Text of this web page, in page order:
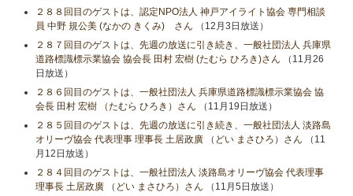
２８８回目のゲストは、認定NPO法人 神戸アイライト協会 専門相談
員 中野 規公美 (なかの きくみ) さん （12月3日放送）
２８７回目のゲストは、先週の放送に引き続き、一般社団法人 兵庫県
道路標識標示業協会 協会長 田村 宏樹 (たむら ひろき)さん （11月26
日放送）
２８６回目のゲストは、一般社団法人 兵庫県道路標識標示業協会 協
会長 田村 宏樹 （たむら ひろき）さん （11月19日放送）
２８５回目のゲストは、先週の放送に引き続き、一般社団法人 淡路島
オリーヴ協会 代表理事 理事長 土居政廣 （どい まさひろ）さん （11
月12日放送）
２８４回目のゲストは、一般社団法人 淡路島オリーヴ協会 代表理事
理事長 土居政廣 （どい まさひろ）さん （11月5日放送）